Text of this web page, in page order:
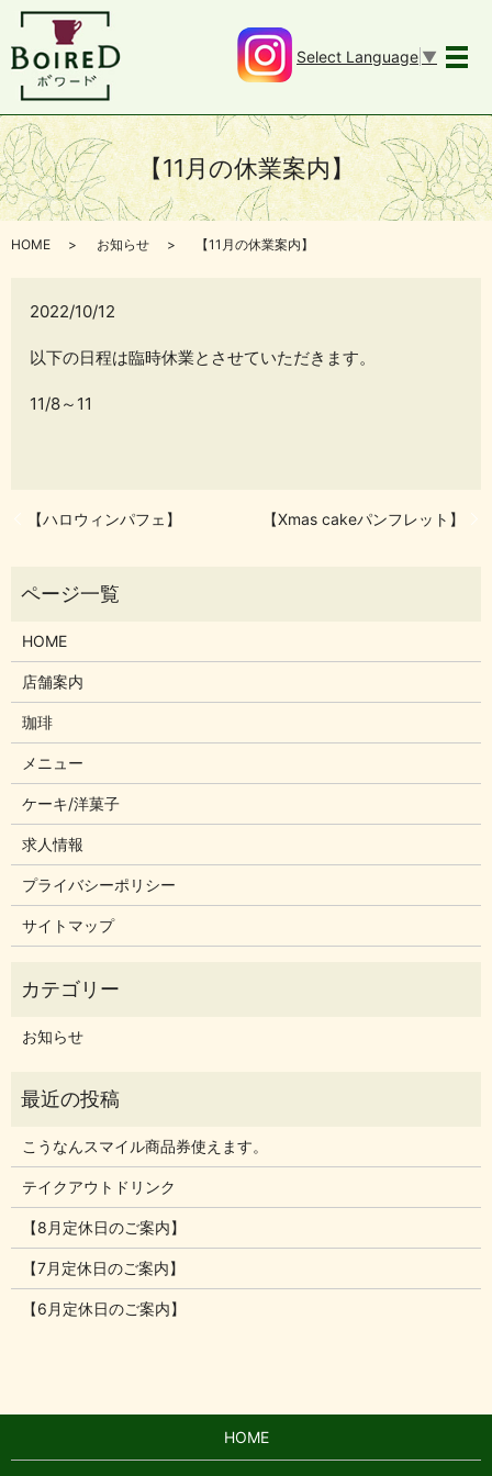
メ
Select Language ▼
【11月の休業案内】
HOME お知らせ 【11月の休業案内】
2022/10/12
以下の日程は臨時休業とさせていただきます。
11/8～11
【ハロウィンパフェ】 【Xmas cakeパンフレット】
HOME
店舗案内
珈琲
メニュー
ケーキ/洋菓子
求人情報
プライバシーポリシー
サイトマップ
お知らせ
こうなんスマイル商品券使えます。
テイクアウトドリンク
【8月定休日のご案内】
【7月定休日のご案内】
【6月定休日のご案内】
HOME